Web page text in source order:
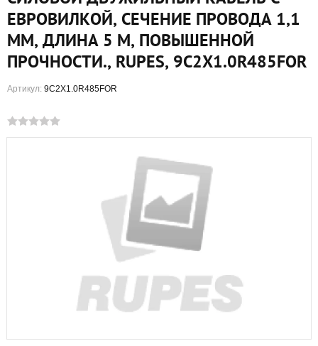
ЕВРОВИЛКОЙ, СЕЧЕНИЕ ПРОВОДА 1,1
ММ, ДЛИНА 5 М, ПОВЫШЕННОЙ
ПРОЧНОСТИ., RUPES, 9C2X1.0R485FOR
Артикул: 9C2X1.0R485FOR